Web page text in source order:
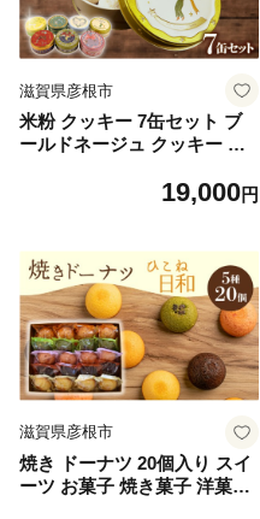
滋賀県彦根市
米粉 クッキー 7缶セット ブ
ールドネージュ クッキー 米
子 おやつ 近江ほろり プレー
ん 和三盆 スイーツ デザイン
缶 セット ギフト 贈答 プレゼ
ント 贈り物 滋賀 彦根
19,000円
滋賀県彦根市
焼き ドーナツ 20個入り スイ
ーツ お菓子 焼き菓子 洋菓子